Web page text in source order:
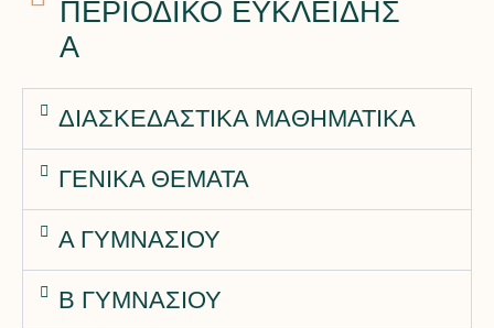
ΠΕΡΙΟΔΙΚΟ ΕΥΚΛΕΙΔΗΣ
Α
ΔΙΑΣΚΕΔΑΣΤΙΚΑ ΜΑΘΗΜΑΤΙΚΑ
ΓΕΝΙΚΑ ΘΕΜΑΤΑ
Α ΓΥΜΝΑΣΙΟΥ
Β ΓΥΜΝΑΣΙΟΥ